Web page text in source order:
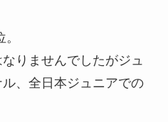
りませんでしたがジュ
、全日本ジュニアでの